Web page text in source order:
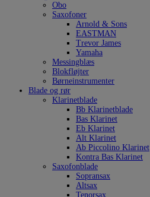
Obo
Saxofoner
Arnold & Sons
EASTMAN
Trevor James
Yamaha
Messingblæs
Blokfløjter
Børneinstrumenter
Blade og rør
Klarinetblade
Bb Klarinetblade
Bas Klarinet
Eb Klarinet
Alt Klarinet
Ab Piccolino Klarinet
Kontra Bas Klarinet
Saxofonblade
Sopransax
Altsax
Tenorsax